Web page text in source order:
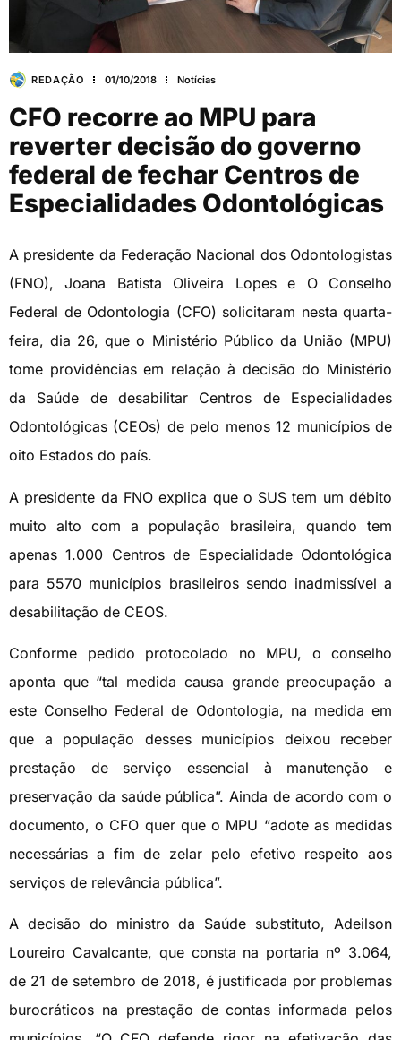
REDAÇÃO 01/10/2018 Notícias
CFO recorre ao MPU para
reverter decisão do governo
federal de fechar Centros de
Especialidades Odontológicas
A presidente da Federação Nacional dos Odontologistas
(FNO), Joana Batista Oliveira Lopes e O Conselho
Federal de Odontologia (CFO) solicitaram nesta quarta-
feira, dia 26, que o Ministério Público da União (MPU)
tome providências em relação à decisão do Ministério
da Saúde de desabilitar Centros de Especialidades
Odontológicas (CEOs) de pelo menos 12 municípios de
oito Estados do país.
A presidente da FNO explica que o SUS tem um débito
muito alto com a população brasileira, quando tem
apenas 1.000 Centros de Especialidade Odontológica
para 5570 municípios brasileiros sendo inadmissível a
desabilitação de CEOS.
Conforme pedido protocolado no MPU, o conselho
aponta que “tal medida causa grande preocupação a
este Conselho Federal de Odontologia, na medida em
que a população desses municípios deixou receber
prestação de serviço essencial à manutenção e
preservação da saúde pública”. Ainda de acordo com o
documento, o CFO quer que o MPU “adote as medidas
necessárias a fim de zelar pelo efetivo respeito aos
serviços de relevância pública”.
A decisão do ministro da Saúde substituto, Adeilson
Loureiro Cavalcante, que consta na portaria nº 3.064,
de 21 de setembro de 2018, é justificada por problemas
burocráticos na prestação de contas informada pelos